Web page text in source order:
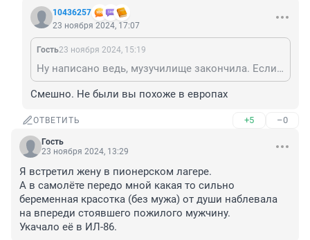
10436257
23 ноября 2024, 17:07
Гость23 ноября 2024, 15:19
Ну написано ведь, музучилище закончила. Если там стоимость индивидуальных занятий такая в чем неправда? Для местных жителей, это как для нас 1000р.
Смешно. Не были вы похоже в европах
ОТВЕТИТЬ +5 –0
Гость
23 ноября 2024, 13:29
Я встретил жену в пионерском лагере.
А в самолёте передо мной какая то сильно
беременная красотка (без мужа) от души наблевала
на впереди стоявшего пожилого мужчину.
Укачало её в ИЛ-86.